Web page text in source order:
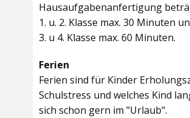
Hausaufgabenanfertigung
1. u. 2. Klasse max. 30 Minuten
3. u 4. Klasse max. 60 Minuten.
Ferien
Ferien sind für Kinder
Schulstress und welches Kind
sich schon gern im "Urlaub".